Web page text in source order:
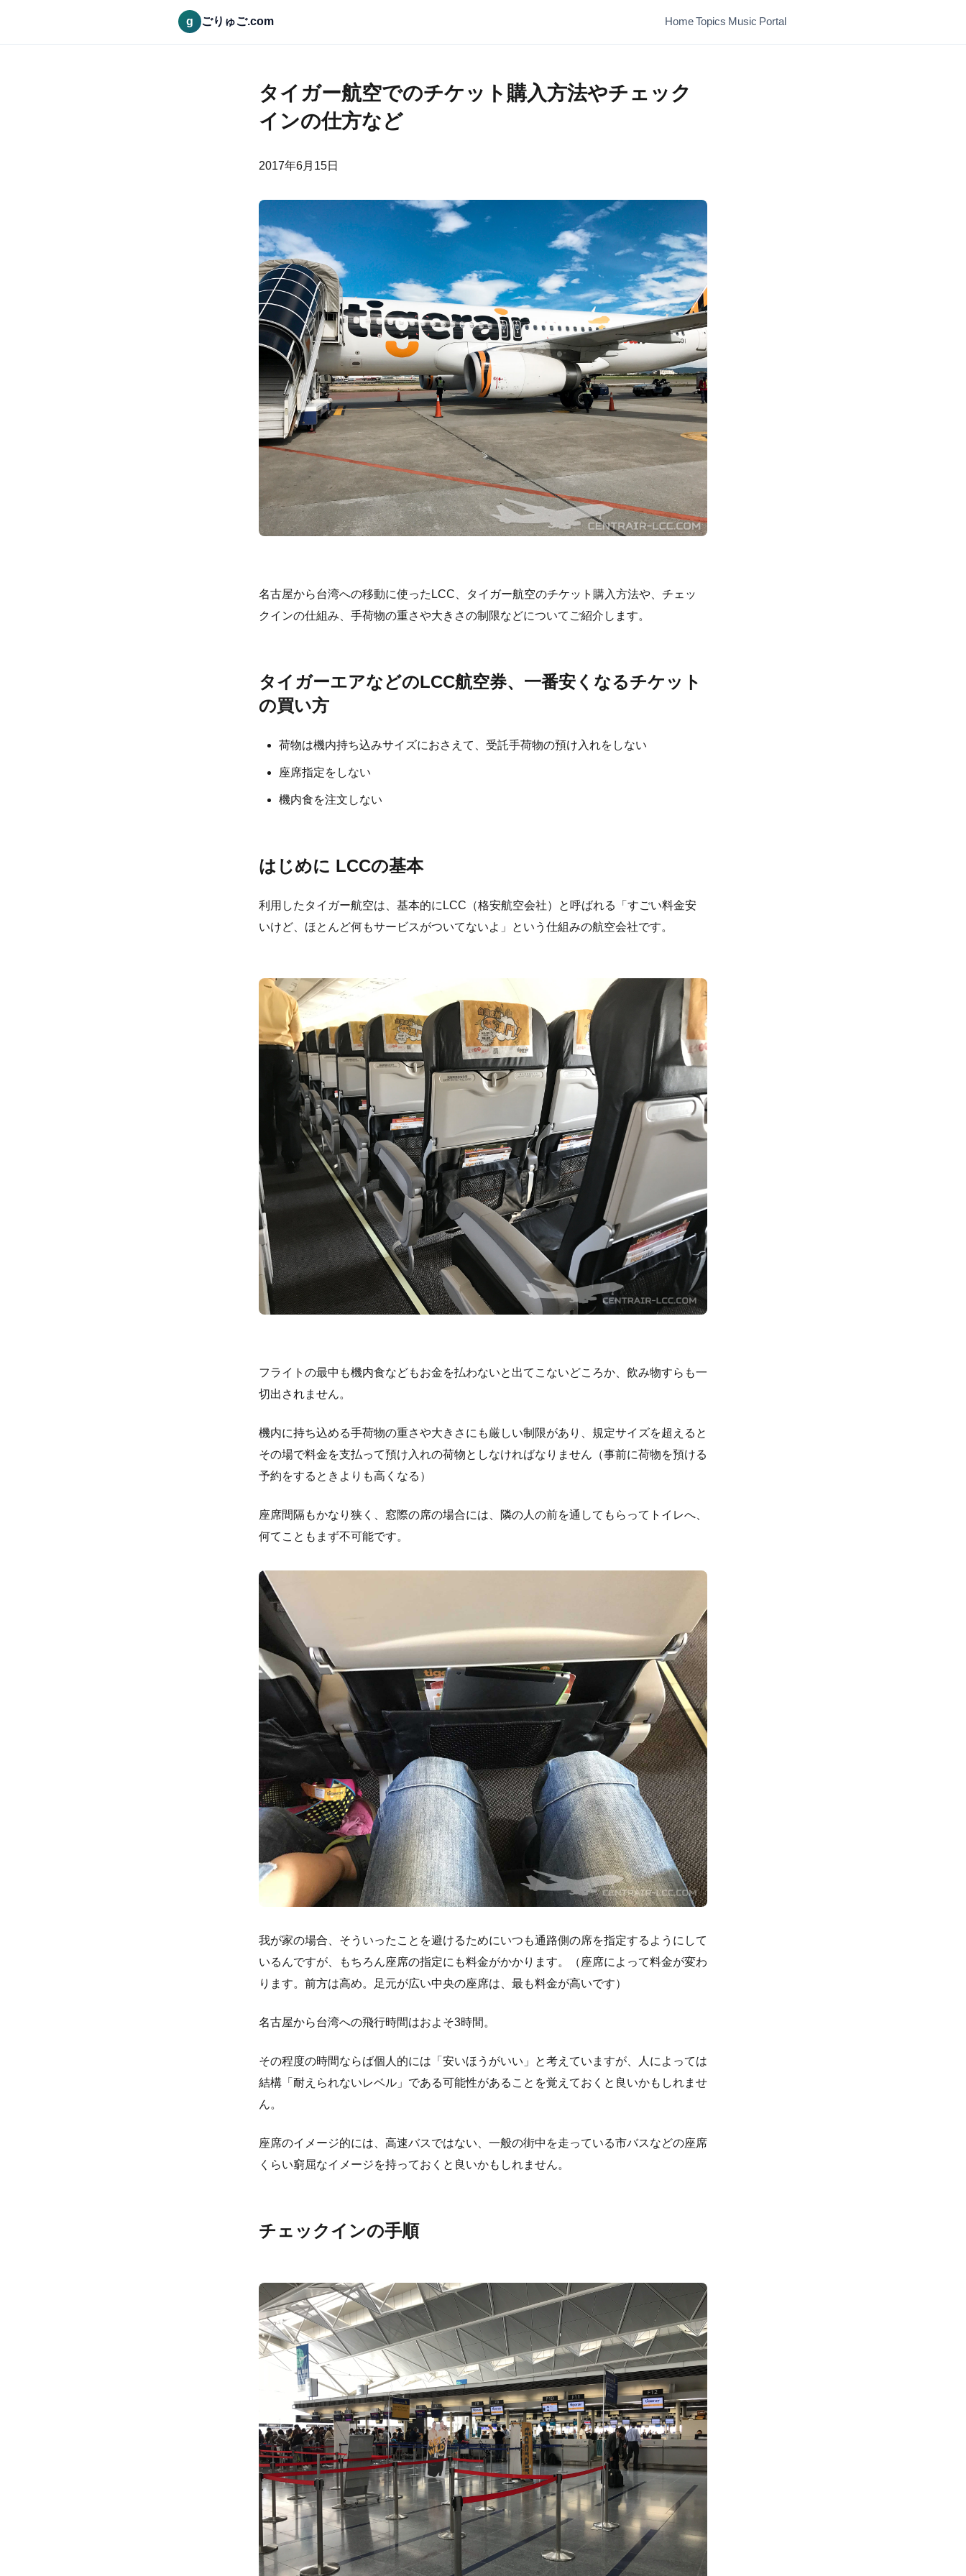
g ごりゅご.com HomeTopics Music Portal
タイガー航空でのチケット購入方法やチェック
インの仕方など
2017年6月15日
名古屋から台湾への移動に使ったLCC、タイガー航空のチケット購入方法や、チェッ
クインの仕組み、手荷物の重さや大きさの制限などについてご紹介します。
タイガーエアなどのLCC航空券、一番安くなるチケット
の買い方
荷物は機内持ち込みサイズにおさえて、受託手荷物の預け入れをしない
座席指定をしない
機内食を注文しない
はじめに LCCの基本
利用したタイガー航空は、基本的にLCC（格安航空会社）と呼ばれる「すごい料金安
いけど、ほとんど何もサービスがついてないよ」という仕組みの航空会社です。
フライトの最中も機内食などもお金を払わないと出てこないどころか、飲み物すらも一
切出されません。
機内に持ち込める手荷物の重さや大きさにも厳しい制限があり、規定サイズを超えると
その場で料金を支払って預け入れの荷物としなければなりません（事前に荷物を預ける
予約をするときよりも高くなる）
座席間隔もかなり狭く、窓際の席の場合には、隣の人の前を通してもらってトイレへ、
何てこともまず不可能です。
我が家の場合、そういったことを避けるためにいつも通路側の席を指定するようにして
いるんですが、もちろん座席の指定にも料金がかかります。（座席によって料金が変わ
ります。前方は高め。足元が広い中央の座席は、最も料金が高いです）
名古屋から台湾への飛行時間はおよそ3時間。
その程度の時間ならば個人的には「安いほうがいい」と考えていますが、人によっては
結構「耐えられないレベル」である可能性があることを覚えておくと良いかもしれませ
ん。
座席のイメージ的には、高速バスではない、一般の街中を走っている市バスなどの座席
くらい窮屈なイメージを持っておくと良いかもしれません。
チェックインの手順